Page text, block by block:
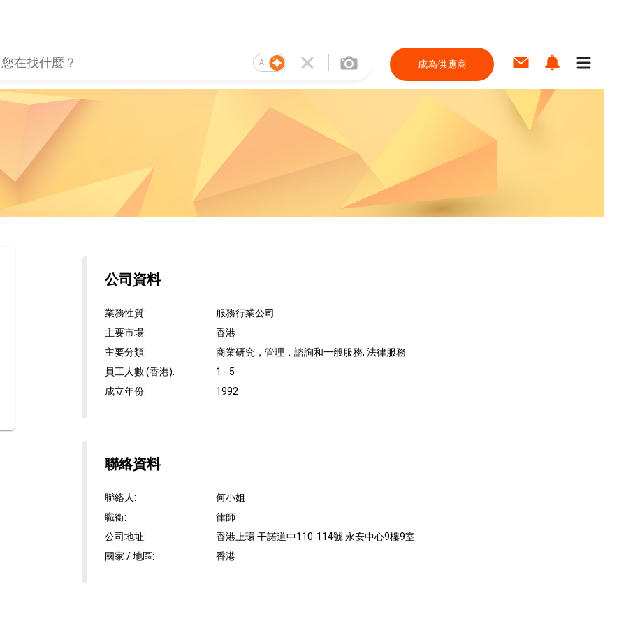
AI 成為供應商
公司資料
業務性質:
服務行業公司
主要市場:
香港
主要分類:
商業研究，管理，諮詢和一般服務, 法律服務
員工人數 (香港):
1 - 5
成立年份: 1992
聯絡資料
聯絡人:
何小姐
職銜:
律師
公司地址:
香港上環 干諾道中110-114號 永安中心9樓9室
國家 / 地區: 香港